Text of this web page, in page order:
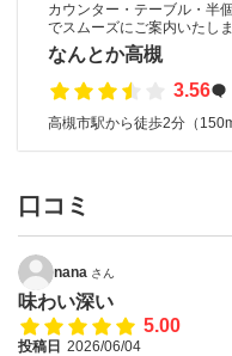
カウンター・テーブル・半
でスムーズにご案内いたし
なんとか高槻
3.56
高槻市駅から徒歩2分（
口コミ
nana さん
味わい深い
5.00
投稿日 2026/06/04